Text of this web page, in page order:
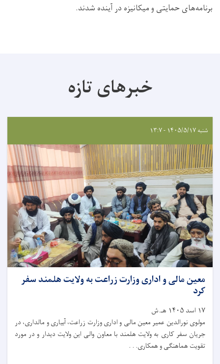
برنامه‌های حمایتی و میکانیزه در آینده شدند.
خبرهای تازه
شنبه ۱۴۰۵/۵/۱۷ - ۱۳:۷
معین مالی و اداری وزارت زراعت به ولایت هلمند سفر
کرد
۱۷ اسد ۱۴۰۵ هـ.ش
مولوی نورالدین عمیر معین مالی و اداری وزارت زراعت، آبیاری و مالداری، در
جریان سفر کاری به ولایت هلمند با معاون والی این ولایت دیدار و در مورد
تقویت هماهنگی و همکاری. . .